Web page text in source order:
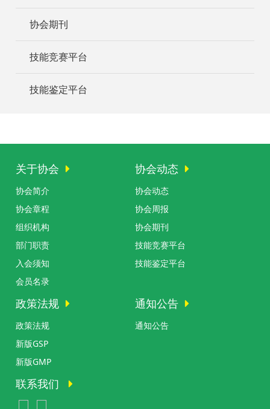
协会期刊
技能竞赛平台
技能鉴定平台
关于协会
协会简介
协会章程
组织机构
部门职责
入会须知
会员名录
协会动态
协会动态
协会周报
协会期刊
技能竞赛平台
技能鉴定平台
政策法规
政策法规
新版GSP
新版GMP
通知公告
通知公告
联系我们